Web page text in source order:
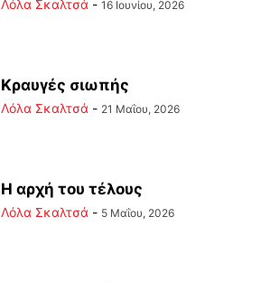
Λόλα Σκαλτσά - 16 Ιουνίου, 2026
Κραυγές σιωπής
Λόλα Σκαλτσά - 21 Μαΐου, 2026
Η αρχή του τέλους
Λόλα Σκαλτσά - 5 Μαΐου, 2026